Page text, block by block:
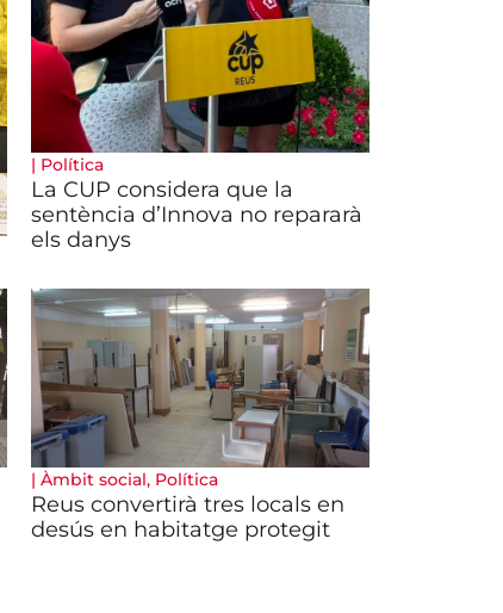
| Política
La CUP considera que la
sentència d’Innova no repararà
els danys
| Àmbit social, Política
Reus convertirà tres locals en
desús en habitatge protegit